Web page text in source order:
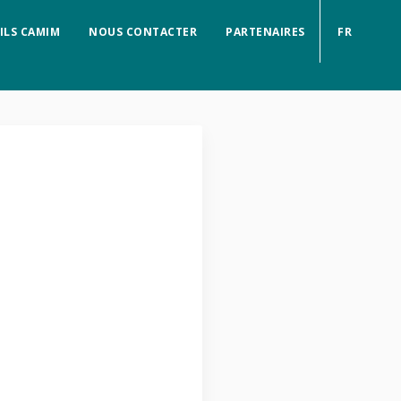
CAMIM NOUS CONTACTER PARTENAIRES FR